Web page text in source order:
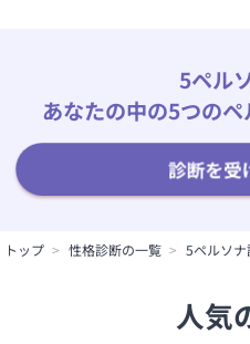
5ペル
あなたの中の5つの
診断を受
トップ 性格診断の一覧 5ペルソ
人気